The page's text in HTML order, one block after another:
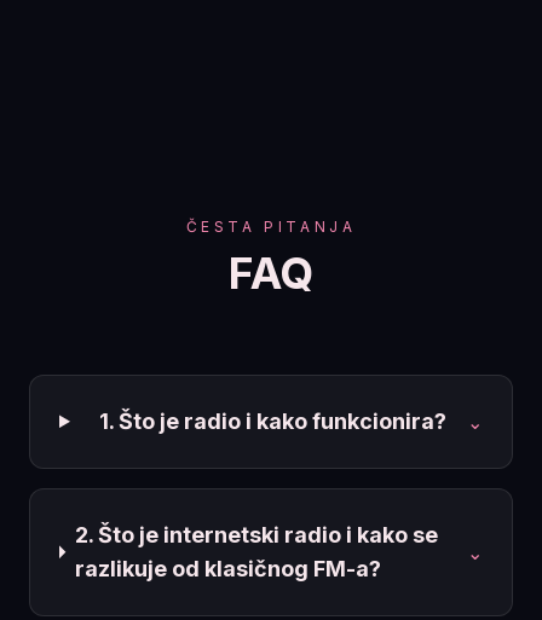
ČESTA PITANJA
FAQ
1. Što je radio i kako funkcionira? ⌄
2. Što je internetski radio i kako se
razlikuje od klasičnog FM-a?
⌄